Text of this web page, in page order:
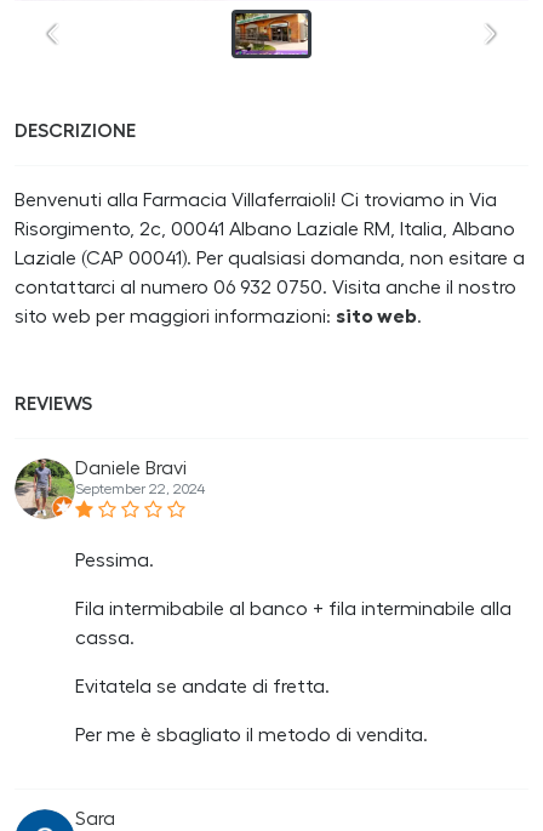
DESCRIZIONE
Benvenuti alla Farmacia Villaferraioli! Ci troviamo in Via
Risorgimento, 2c, 00041 Albano Laziale RM, Italia, Albano
Laziale (CAP 00041). Per qualsiasi domanda, non esitare a
contattarci al numero 06 932 0750. Visita anche il nostro
sito web per maggiori informazioni: sito web.
REVIEWS
Daniele Bravi
September 22, 2024
Pessima.
Fila intermibabile al banco + fila interminabile alla
cassa.
Evitatela se andate di fretta.
Per me è sbagliato il metodo di vendita.
Sara